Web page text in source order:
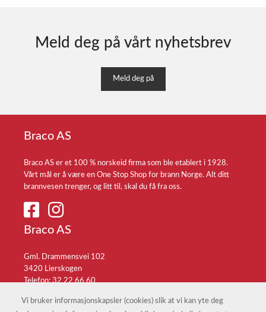
Meld deg på vårt nyhetsbrev
Meld deg på
Braco AS
Braco AS er et 100 % norskeid firma som ble etablert i 1928.
Vårt mål er å være en One Stop Shop for brann Norge. Alt ditt
brannvesen trenger, og litt til, skal du få fra oss.
Braco AS
Gml. Drammensvei 102
3420 Lierskogen
Telefon: 32 22 66 60
Vi bruker informasjonskapsler (cookies) slik at vi kan yte deg